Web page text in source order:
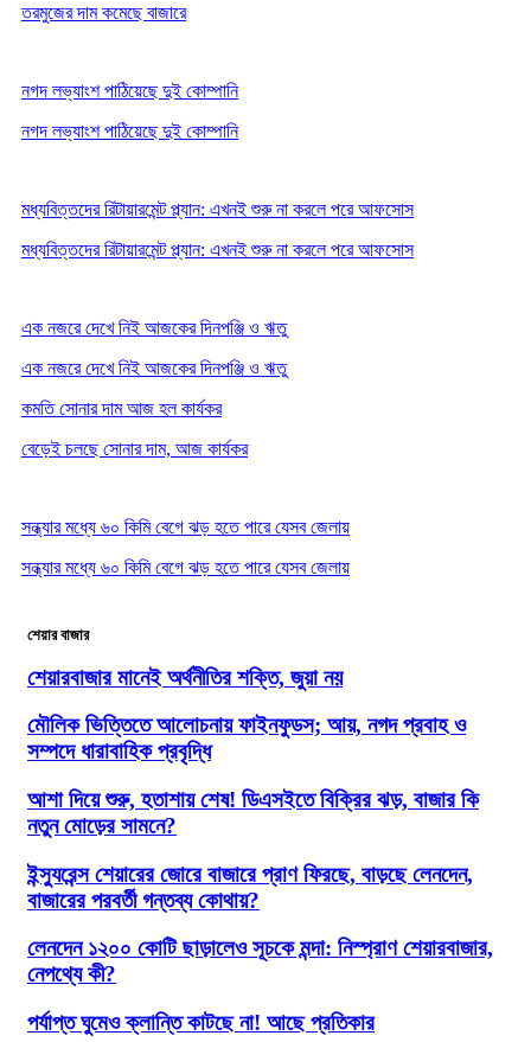
তরমুজের দাম কমেছে বাজারে
নগদ লভ্যাংশ পাঠিয়েছে দুই কোম্পানি
নগদ লভ্যাংশ পাঠিয়েছে দুই কোম্পানি
মধ্যবিত্তদের রিটায়ারমেন্ট প্ল্যান: এখনই শুরু না করলে পরে আফসোস
মধ্যবিত্তদের রিটায়ারমেন্ট প্ল্যান: এখনই শুরু না করলে পরে আফসোস
এক নজরে দেখে নিই আজকের দিনপঞ্জি ও ঋতু
এক নজরে দেখে নিই আজকের দিনপঞ্জি ও ঋতু
কমতি সোনার দাম আজ হল কার্যকর
বেড়েই চলছে সোনার দাম, আজ কার্যকর
সন্ধ্যার মধ্যে ৬০ কিমি বেগে ঝড় হতে পারে যেসব জেলায়
সন্ধ্যার মধ্যে ৬০ কিমি বেগে ঝড় হতে পারে যেসব জেলায়
শেয়ার বাজার
শেয়ারবাজার মানেই অর্থনীতির শক্তি, জুয়া নয়
মৌলিক ভিত্তিতে আলোচনায় ফাইনফুডস; আয়, নগদ প্রবাহ ও
সম্পদে ধারাবাহিক প্রবৃদ্ধি
আশা দিয়ে শুরু, হতাশায় শেষ! ডিএসইতে বিক্রির ঝড়, বাজার কি
নতুন মোড়ের সামনে?
ইন্স্যুরেন্স শেয়ারের জোরে বাজারে প্রাণ ফিরছে, বাড়ছে লেনদেন,
বাজারের পরবর্তী গন্তব্য কোথায়?
লেনদেন ১২০০ কোটি ছাড়ালেও সূচকে মন্দা: নিস্প্রাণ শেয়ারবাজার,
নেপথ্যে কী?
পর্যাপ্ত ঘুমেও ক্লান্তি কাটছে না! আছে প্রতিকার